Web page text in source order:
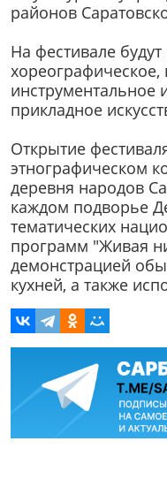
районов
На фестивале
хореографическое,
инструментальное
прикладное
Открытие
этнографическом
деревня народов
каждом подворье
тематических
программ "Живая
демонстрацией
кухней, а также